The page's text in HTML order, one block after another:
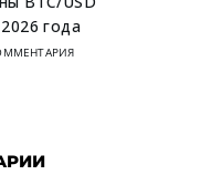
года